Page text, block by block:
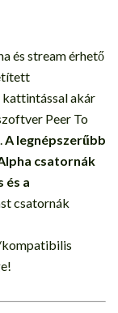
és stream érhető
akár
Peer To
A legnépszerűbb
csatornák
és a
csatornák
kompatibilis